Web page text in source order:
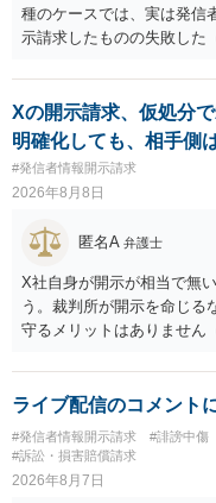
種のケースでは、実は発信
示請求したものの失敗した
な投稿をする場合にはなお
Xの開示請求、仮処分
明確化しても、相手側
#発信者情報開示請求
2026年8月8日
匿名A 弁護士
X社自身が開示が相当で無
う。裁判所が開示を命じる
守るメリットはありません
うかを争うよりも、「発信
どと言い訳して確認できる
す）。
ライブ配信のコメント
#発信者情報開示請求 #誹謗中傷
#訴訟・損害賠償請求
2026年8月7日